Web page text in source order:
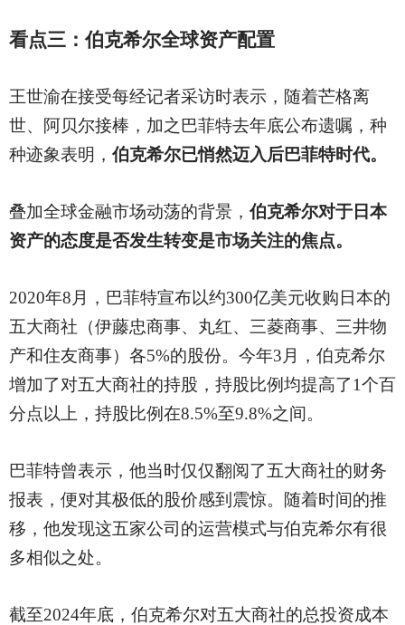
看点三：伯克希尔全球资产配置
王世渝在接受每经记者采访时表示，随着芒格离
世、阿贝尔接棒，加之巴菲特去年底公布遗嘱，种
种迹象表明， 伯克希尔已悄然迈入后巴菲特时代。
叠加全球金融市场动荡的背景， 伯克希尔对于日本
资产的态度是否发生转变是市场关注的焦点。
2020年8月，巴菲特宣布以约300亿美元收购日本的
五大商社（伊藤忠商事、丸红、三菱商事、三井物
产和住友商事）各5%的股份。今年3月，伯克希尔
增加了对五大商社的持股，持股比例均提高了1个百
分点以上，持股比例在8.5%至9.8%之间。
巴菲特曾表示，他当时仅仅翻阅了五大商社的财务
报表，便对其极低的股价感到震惊。随着时间的推
移，他发现这五家公司的运营模式与伯克希尔有很
多相似之处。
截至2024年底，伯克希尔对五大商社的总投资成本